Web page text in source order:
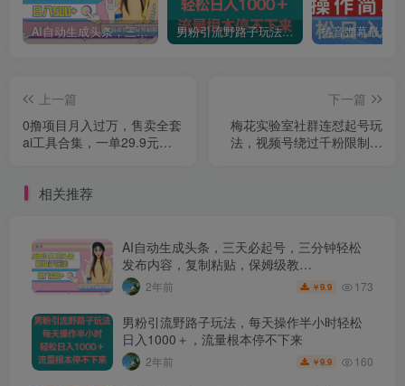
AI自动生成头条，三天必起号，三分钟轻松发布内容，复制粘贴，保姆级教… 男粉引流野路子玩法，每天操作半小时轻松日入1000＋，流量根本停不下来
上一篇
0撸项目月入过万，售卖全套
ai工具合集，一单29.9元，
下一篇
梅花实验室社群连怼起号玩
法，视频号绕过千粉限制，
相关推荐
AI自动生成头条，三天必起号，三分钟轻松
发布内容，复制粘贴，保姆级教…
2年前 ￥9.9 173
男粉引流野路子玩法，每天操作半小时轻松
日入1000＋，流量根本停不下来
2年前 ￥9.9 160